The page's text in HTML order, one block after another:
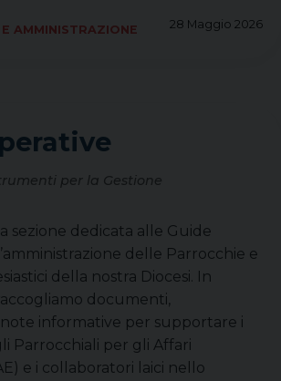
28 Maggio 2026
AMMINISTRAZIONE
per la Gestione
sezione dedicata alle Guide
delle Parrocchie e
della nostra Diocesi. In
documenti,
informative per supportare i
Parrocchiali per gli Affari
e i collaboratori laici nello